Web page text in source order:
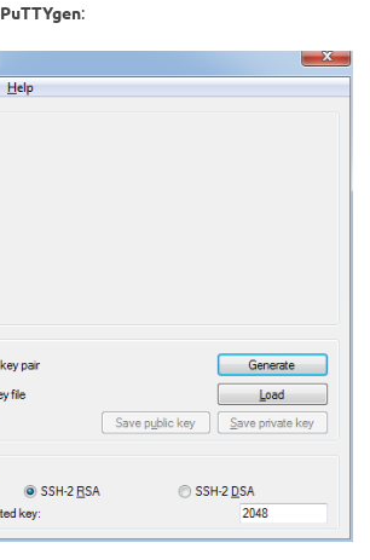
PuTTYgen: